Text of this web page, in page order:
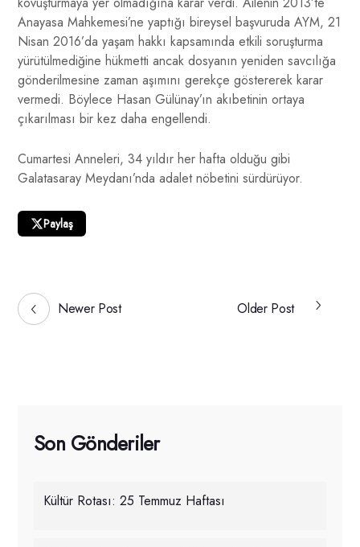
Anayasa Mahkemesi’ne yaptığı bireysel başvuruda AYM, 21
Nisan 2016’da yaşam hakkı kapsamında etkili soruşturma
yürütülmediğine hükmetti ancak dosyanın yeniden savcılığa
gönderilmesine zaman aşımını gerekçe göstererek karar
vermedi. Böylece Hasan Gülünay’ın akıbetinin ortaya
çıkarılması bir kez daha engellendi.
Cumartesi Anneleri, 34 yıldır her hafta olduğu gibi
Galatasaray Meydanı’nda adalet nöbetini sürdürüyor.
Paylaş
Newer Post Older Post
Son Gönderiler
Kültür Rotası: 25 Temmuz Haftası